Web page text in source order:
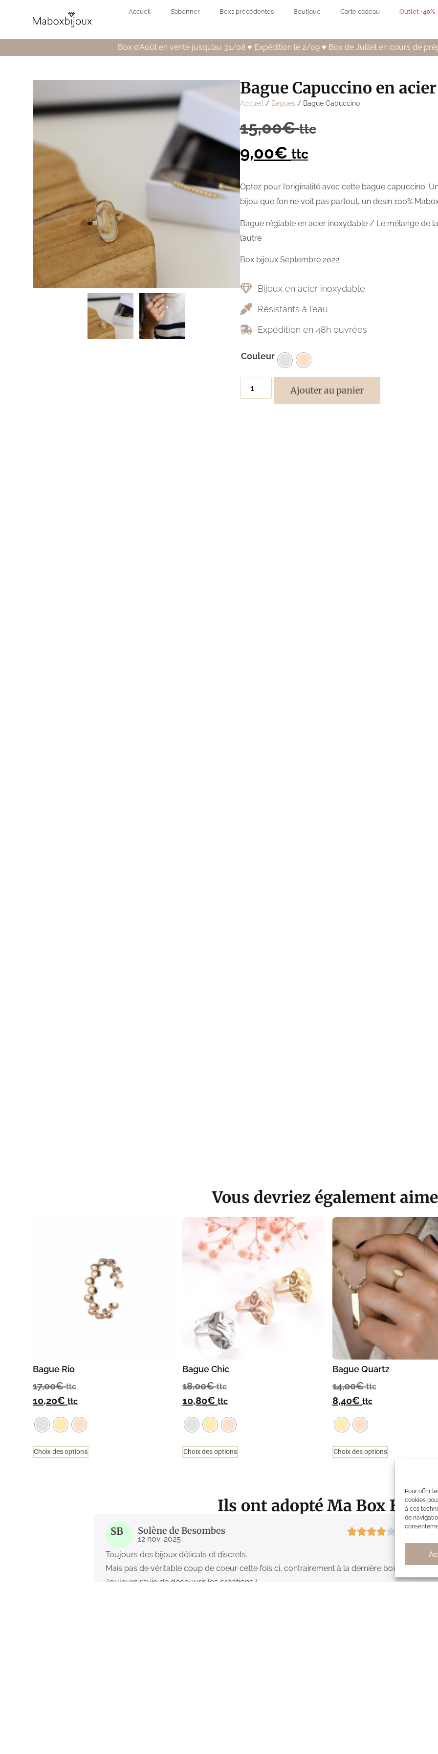
Pour offrir
cookies
à ces
de
Accueil S’abonner Boxs précédentes Boutique Carte cadeau Outlet -40%
Box d’Août en vente jusqu’au 31/08 ♥️ Expédition le 2/09 ♥️ Box de Juillet en cours de
Bague Capuccino en
Accueil / Bagues / Bague Capuccino
15,00€ ttc
9,00€ ttc
Optez pour l’originalité avec cette bague capuccino.
bijou que l’on ne voit pas partout, un desin 100%
Bague réglable en acier inoxydable / Le mélange de
l’autre
Box bijoux Septembre 2022
Bijoux en acier inoxydable
Résistants à l’eau
Expédition en 48h ouvrées
Couleur
Ajouter au panier
Vous devriez également
Bague Rio
17,00€ ttc
10,20€ ttc
Choix des options
Bague Chic
18,00€ ttc
10,80€ ttc
Choix des options
Bague Quartz
14,00€ ttc
8,40€ ttc
Choix des options
Ils ont adopté Ma Box
SB Solène de Besombes
12 nov. 2025
4/5
Toujours des bijoux délicats et discrets.
Mais pas de véritable coup de coeur cette fois ci, contrairement à la dernière box.
Toujours ravie de découvrir les créations !